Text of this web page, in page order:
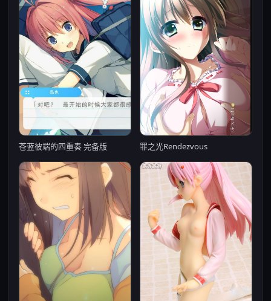
苍蓝彼端的四重奏 完备版 罪之光Rendezvous